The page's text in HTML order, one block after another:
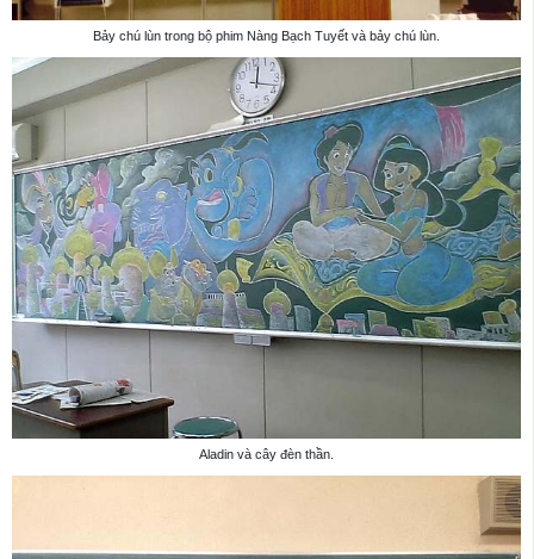
Bảy chú lùn trong bộ phim Nàng Bạch Tuyết và bảy chú lùn.
Aladin và cây đèn thần.